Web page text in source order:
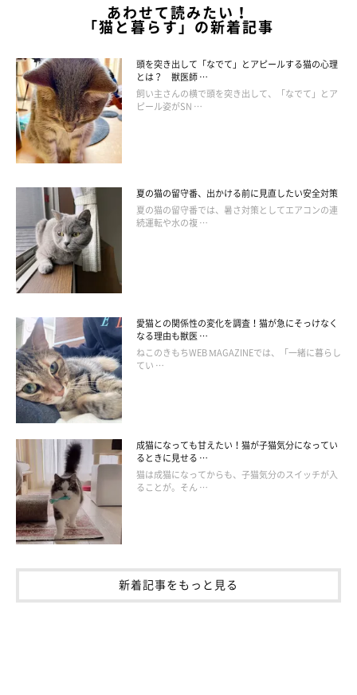
まいにちのいぬ・ねこのきもちアプリ
乾燥してこびり付いた目元の汚れをゴシゴシこすってしまうと、
当てて温めてふやかしてから、そっと拭き取りましょう。
長毛猫の場合は
長毛猫の場合、目の周りの毛に絡まった汚れはノミ取りコームで
とかしてから、湿らせたコットンで拭き取るようにしましょう。
あわせて読みたい！
「猫と暮らす」の新着記事
頭を突き出して「なでて」とアピールする猫の心理
とは？ 獣医師 …
飼い主さんの横で頭を突き出して、「なでて」とア
ピール姿がSN …
夏の猫の留守番、出かける前に見直したい安全対策
夏の猫の留守番では、暑さ対策としてエアコンの連
続運転や水の複 …
愛猫との関係性の変化を調査！猫が急にそっけなく
なる理由も獣医 …
ねこのきもちWEB MAGAZINEでは、「一緒に暮らし
てい …
成猫になっても甘えたい！猫が子猫気分になってい
るときに見せる …
猫は成猫になってからも、子猫気分のスイッチが入
ることが。そん …
新着記事をもっと見る